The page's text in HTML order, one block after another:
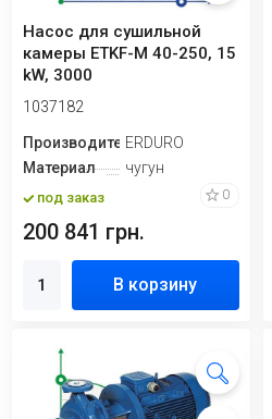
Насос для сушильной
камеры ETKF-M 40-250, 15
kW, 3000
1037182
ПроизводительERDURO
Материал
чугун
под заказ 0
200 841 грн.
В корзину